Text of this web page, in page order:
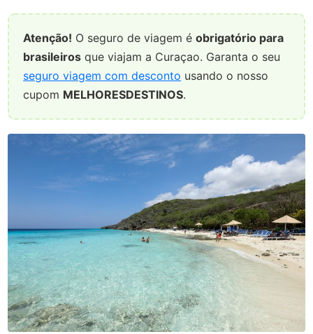
Atenção! O seguro de viagem éobrigatório para
brasileiros que viajam a Curaçao. Garanta o seu
seguro viagem com desconto usando o nosso
cupom MELHORESDESTINOS.